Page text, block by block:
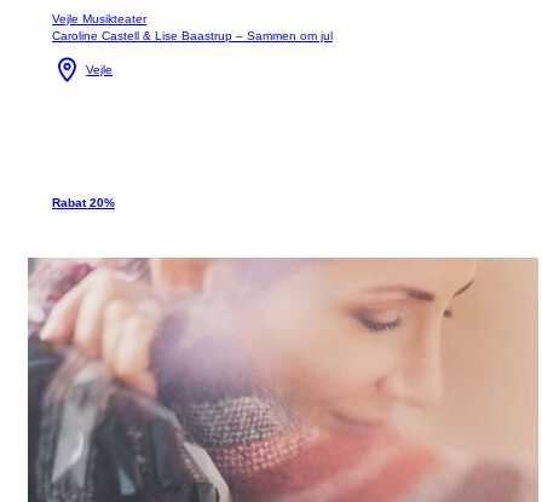
Vejle Musikteater
Caroline Castell & Lise Baastrup – Sammen om jul
Vejle
Rabat 20%